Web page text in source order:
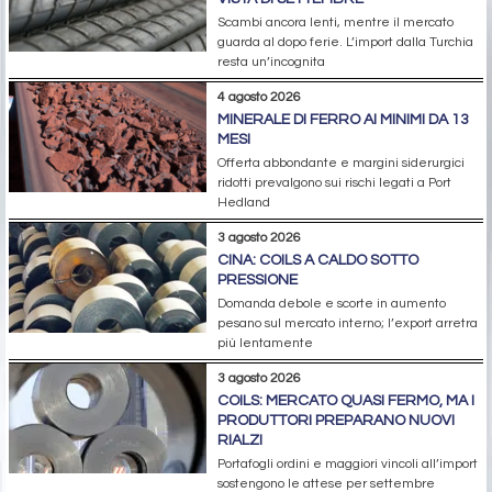
Scambi ancora lenti, mentre il mercato
guarda al dopo ferie. L’import dalla Turchia
resta un’incognita
4 agosto 2026
MINERALE DI FERRO AI MINIMI DA 13
MESI
Offerta abbondante e margini siderurgici
ridotti prevalgono sui rischi legati a Port
Hedland
3 agosto 2026
CINA: COILS A CALDO SOTTO
PRESSIONE
Domanda debole e scorte in aumento
pesano sul mercato interno; l’export arretra
più lentamente
3 agosto 2026
COILS: MERCATO QUASI FERMO, MA I
PRODUTTORI PREPARANO NUOVI
RIALZI
Portafogli ordini e maggiori vincoli all’import
sostengono le attese per settembre